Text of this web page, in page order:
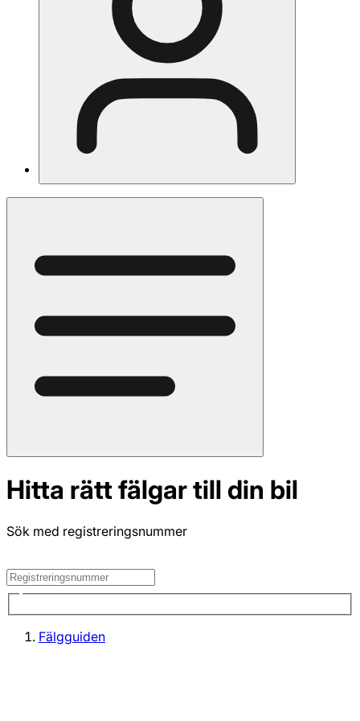
Hitta rätt fälgar till din bil
Sök med registreringsnummer
Fälgguiden